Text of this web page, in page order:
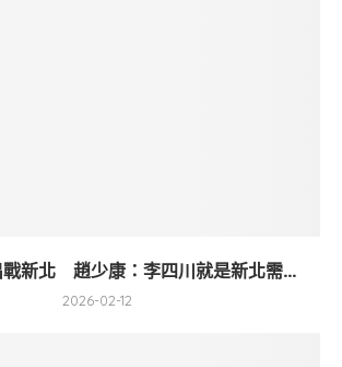
戰新北 趙少康：李四川就是新北需...
2026-02-12